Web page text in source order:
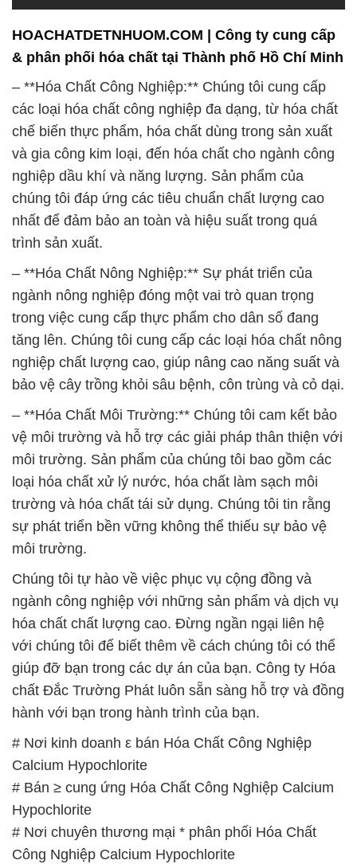
tăng lên. Chúng tôi cung cấp các loại hóa chất nông
nghiệp chất lượng cao, giúp nâng cao năng suất và
bảo vệ cây trồng khỏi sâu bệnh, côn trùng và cỏ dại.
– **Hóa Chất Môi Trường:** Chúng tôi cam kết bảo
vệ môi trường và hỗ trợ các giải pháp thân thiện với
môi trường. Sản phẩm của chúng tôi bao gồm các
loại hóa chất xử lý nước, hóa chất làm sạch môi
trường và hóa chất tái sử dụng. Chúng tôi tin rằng
sự phát triển bền vững không thể thiếu sự bảo vệ
Chúng tôi tự hào về việc phục vụ cộng đồng và
ngành công nghiệp với những sản phẩm và dịch vụ
hóa chất chất lượng cao. Đừng ngần ngại liên hệ
với chúng tôi để biết thêm về cách chúng tôi có thể
giúp đỡ bạn trong các dự án của bạn. Công ty Hóa
chất Đắc Trường Phát luôn sẵn sàng hỗ trợ và đồng
hành với bạn trong hành trình của bạn.
# Nơi kinh doanh ε bán Hóa Chất Công Nghiệp
Calcium Hypochlorite
# Bán ≥ cung ứng Hóa Chất Công Nghiệp Calcium
Hypochlorite
# Nơi chuyên thương mại * phân phối Hóa Chất
Công Nghiệp Calcium Hypochlorite
# Địa chỉ bán ♦ cung ứng Hóa Chất Công Nghiệp
Calcium Hypochlorite
# Đơn vị chuyên bán ( cung ứng ) Hóa Chất Công
Nghiệp Calcium Hypochlorite
# Cty chuyên phân phối © cung cấp Hóa Chất Công
Nghiệp Calcium Hypochlorite
# Cty chuyên cung cấp ≈ kinh doanh Hóa Chất
Công Nghiệp Calcium Hypochlorite
# Nơi kinh doanh Σ cung cấp Hóa Chất Công
Nghiệp Calcium Hypochlorite
# Đơn vị cung cấp ═ cung ứng Hóa Chất Công
Nghiệp Calcium Hypochlorite
# Đơn vị phân phối = cung ứng Hóa Chất Công